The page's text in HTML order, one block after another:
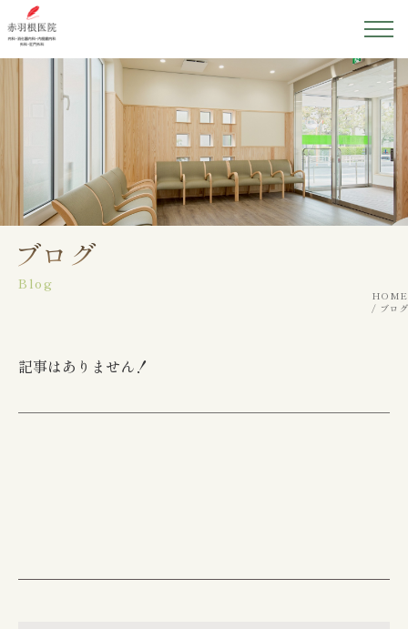
ホーム
院長紹介
初めての方へ
診療案内
江東区で胃腸や肛門でお
ブログ
Blog
HOME
ブログ
記事はありません！